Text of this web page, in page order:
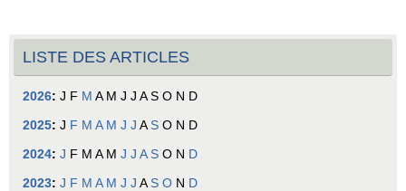
LISTE DES ARTICLES
2026: J F M A M J J A S O N D
2025: J F M A M J J A S O N D
2024: J F M A M J J A S O N D
2023: J F M A M J J A S O N D